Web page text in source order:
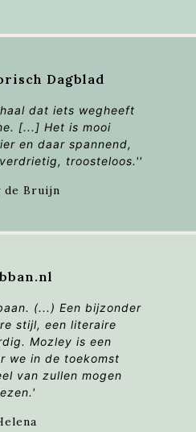
Dagblad
dat iets wegheeft
[...] Het is mooi
en daar spannend,
troosteloos.''
de Bruijn
(...) Een bijzonder
stijl, een literaire
Mozley is een
we in de toekomst
van zullen mogen